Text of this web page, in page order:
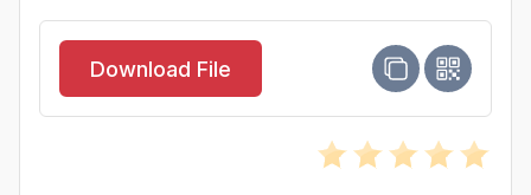
Download File